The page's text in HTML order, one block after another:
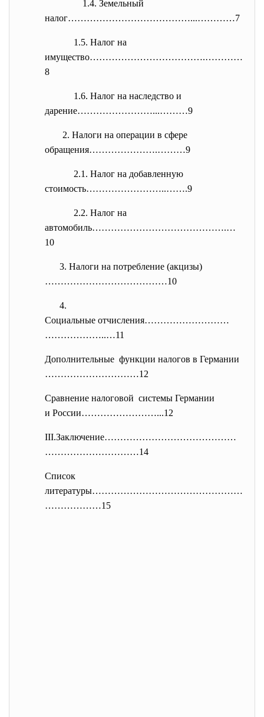
1.4. Земельный
налог…………………………………...…………7
1.5. Налог на
имущество……………………………….…………
8
1.6. Налог на наследство и
дарение……………………...………9
2. Налоги на операции в сфере
обращения………………….………9
2.1. Налог на добавленную
стоимость……………………..…….9
2.2. Налог на
автомобиль…………………………………….…
10
3. Налоги на потребление (акцизы)
…………………………………10
4.
Социальные отчисления………………………
………………..…11
Дополнительные функции налогов в Германии
…………………………12
Сравнение налоговой системы Германии
и России……………………...12
III.Заключение……………………………………
…………………………14
Список
литературы…………………………………………
………………15